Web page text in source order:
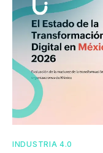
INDUSTRIA 4.0